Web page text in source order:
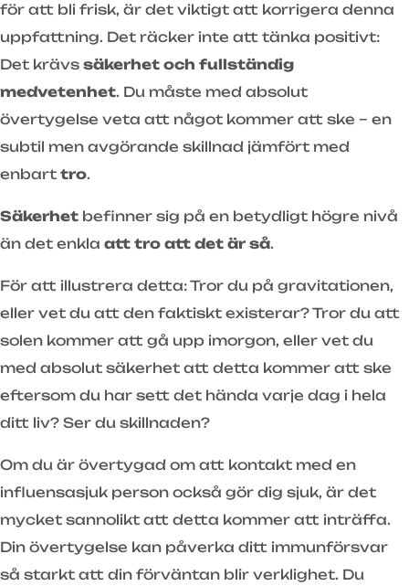
för att bli frisk, är det viktigt att korrigera denna
uppfattning. Det räcker inte att tänka positivt:
Det krävs säkerhet och fullständig
medvetenhet. Du måste med absolut
övertygelse veta att något kommer att ske – en
subtil men avgörande skillnad jämfört med
enbart tro.
Säkerhet befinner sig på en betydligt högre nivå
än det enkla att tro att det är så.
För att illustrera detta: Tror du på gravitationen,
eller vet du att den faktiskt existerar? Tror du att
solen kommer att gå upp imorgon, eller vet du
med absolut säkerhet att detta kommer att ske
eftersom du har sett det hända varje dag i hela
ditt liv? Ser du skillnaden?
Om du är övertygad om att kontakt med en
influensasjuk person också gör dig sjuk, är det
mycket sannolikt att detta kommer att inträffa.
Din övertygelse kan påverka ditt immunförsvar
så starkt att din förväntan blir verklighet. Du